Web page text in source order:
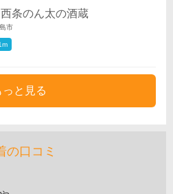
条のん太の酒蔵
市
っと見る
の口コミ